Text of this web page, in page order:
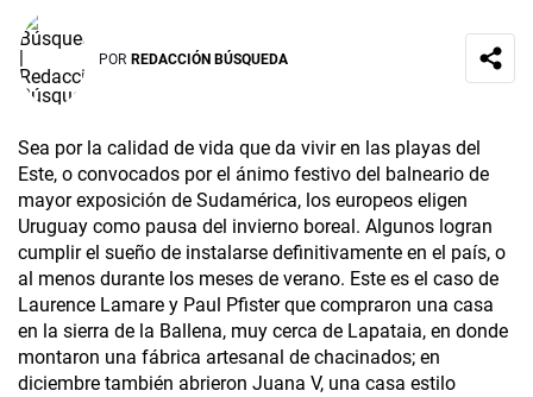
POR REDACCIÓN BÚSQUEDA
Sea por la calidad de vida que da vivir en las playas del
Este, o convocados por el ánimo festivo del balneario de
mayor exposición de Sudamérica, los europeos eligen
Uruguay como pausa del invierno boreal. Algunos logran
cumplir el sueño de instalarse definitivamente en el país, o
al menos durante los meses de verano. Este es el caso de
Laurence Lamare y Paul Pfister que compraron una casa
en la sierra de la Ballena, muy cerca de Lapataia, en donde
montaron una fábrica artesanal de chacinados; en
diciembre también abrieron Juana V, una casa estilo